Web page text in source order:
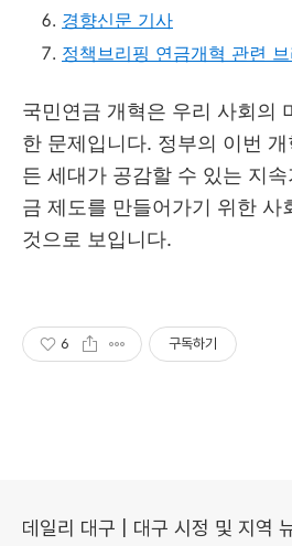
경향신문 기사
정책브리핑 연금개혁 관련 브
국민연금 개혁은 우리 사회의
한 문제입니다. 정부의 이번
든 세대가 공감할 수 있는 지
금 제도를 만들어가기 위한 사
것으로 보입니다.
6 구독하기
데일리 대구 | 대구 시정 및 지역